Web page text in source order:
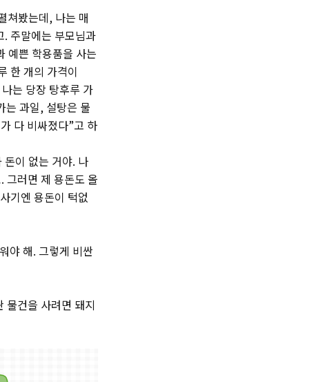
쳐봤는데, 나는 매
주말에는 부모님과
예쁜 학용품을 사는
한 개의 가격이
는 당장 탕후루 가
는 과일, 설탕은 물
다 비싸졌다”고 하
이 없는 거야. 나
그러면 제 용돈도 올
기엔 용돈이 턱없
야 해. 그렇게 비싼
물건을 사려면 돼지